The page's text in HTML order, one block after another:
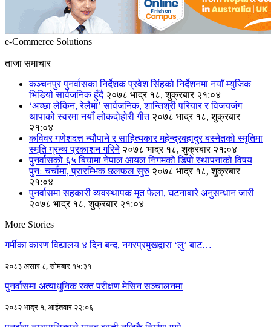
e-Commerce Solutions
ताजा समाचार
कञ्चनपुर पुनर्वासका निर्देशक प्रवेश सिंहको निर्देशनमा नयाँ म्युजिक
भिडियो सार्वजनिक हुँदै २०७८ भाद्र १८, शुक्रबार २१:०४
‘अच्छा लेकिन, रेलैमा’ सार्वजनिक, शान्तिश्री परियार र विजयजंग
थापाको स्वरमा नयाँ लोकदोहोरी गीत २०७८ भाद्र १८, शुक्रबार
२१:०४
कविवर गणेशदत्त न्यौपाने र साहित्यकार महेन्द्रबहादुर बस्नेतको स्मृतिमा
स्मृति ग्रन्थ प्रकाशन गरिने २०७८ भाद्र १८, शुक्रबार २१:०४
पुनर्वासको ६५ बिघामा नेपाल आयल निगमको डिपो स्थापनाको विषय
पुनः चर्चामा, प्रारम्भिक छलफल सुरु २०७८ भाद्र १८, शुक्रबार
२१:०४
पुनर्वासमा सहकारी व्यवस्थापक मृत फेला, घटनाबारे अनुसन्धान जारी
२०७८ भाद्र १८, शुक्रबार २१:०४
More Stories
गर्मीका कारण विद्यालय ४ दिन बन्द, नगरप्रमुखद्वारा ‘लु’ बाट…
२०८३ असार ८, सोमबार १५:३१
पुनर्वासमा अत्याधुनिक रक्त परीक्षण मेसिन सञ्चालनमा
२०८२ भाद्र १, आईतवार २२:०६